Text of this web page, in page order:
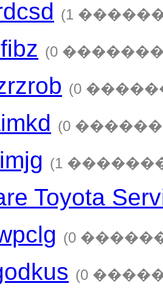
(1
(0
(0
(0
(1
Toyota
(0
(0